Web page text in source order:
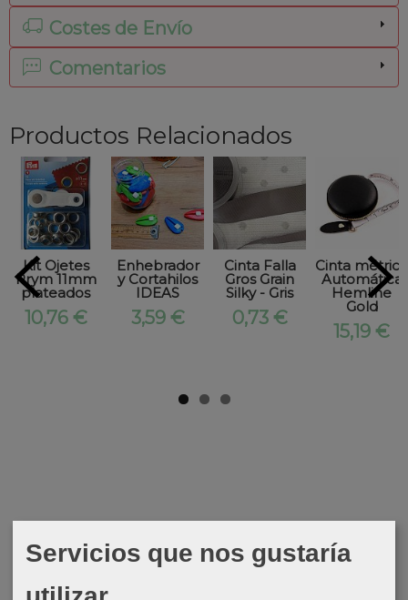
Costes de Envío
Comentarios
Productos Relacionados
Kit Ojetes
Prym 11mm
plateados
10,76 €
Enhebrador
y Cortahilos
IDEAS
3,59 €
Cinta Falla
Gros Grain
Silky - Gris
0,73 €
Cinta métrica
Automática
Hemline
Gold
15,19 €
Servicios que nos gustaría